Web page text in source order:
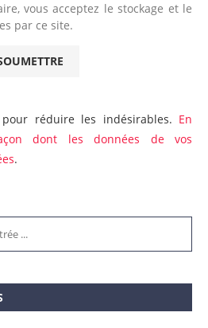
vous acceptez le stockage et le
par ce site.
réduire les indésirables. En
dont les données de vos
.